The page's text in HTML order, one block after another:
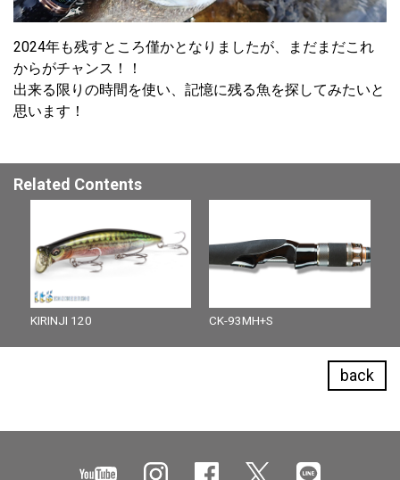
2024年も残すところ僅かとなりましたが、まだまだこれ
からがチャンス！！
出来る限りの時間を使い、記憶に残る魚を探してみたいと
思います！
Related Contents
KIRINJI 120 CK-93MH+S
back